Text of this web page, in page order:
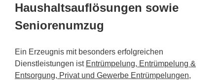
Haushaltsauflösungen sowie
Seniorenumzug
Ein Erzeugnis mit besonders erfolgreichen
Dienstleistungen ist Entrümpelung, Entrümpelung &
Entsorgung, Privat und Gewerbe Entrümpelungen,